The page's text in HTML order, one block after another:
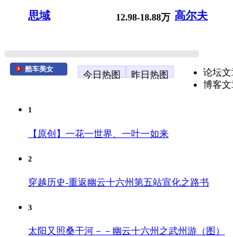
思域 12.98-18.88万 高尔夫
酷车美女
今日热图 昨日热图
论坛
博客
1
【原创】一花一世界、一叶一如来
2
穿越历史-重返幽云十六州第五站宣化之路书
3
太阳又照桑干河－－幽云十六州之武州游（图）